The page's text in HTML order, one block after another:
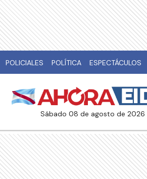
POLICIALES POLÍTICA ESPECTÁCULOS
sábado 08 de agosto de 2026